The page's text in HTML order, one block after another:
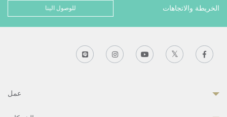
الخريطة والاتجاهات للوصول الينا
عمل